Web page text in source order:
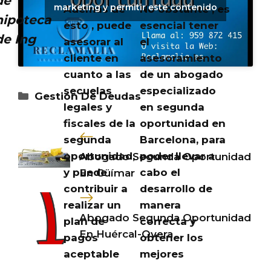
Ing
Además de
esto , puede
asesorar al
cliente en
cuanto a las
secuelas
legales y
fiscales de la
segunda
oportunidad,
y puede
contribuir a
realizar un
plan de
pagos
aceptable
No obstante , es
esencial tener
el
asesoramiento
de un abogado
especializado
en segunda
oportunidad en
Barcelona, para
poder llevar a
cabo el
desarrollo de
manera
correcta y
obtener los
mejores
marketing y permitir este contenido
Categorías
Gestión De Deudas
Abogado Segunda Oportunidad
En Güímar
Abogado Segunda Oportunidad
En Huércal-Overa